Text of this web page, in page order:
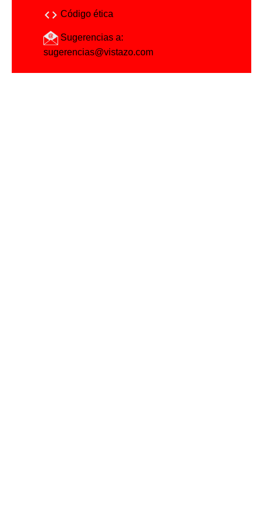
Código ética
Sugerencias a:
sugerencias@vistazo.com